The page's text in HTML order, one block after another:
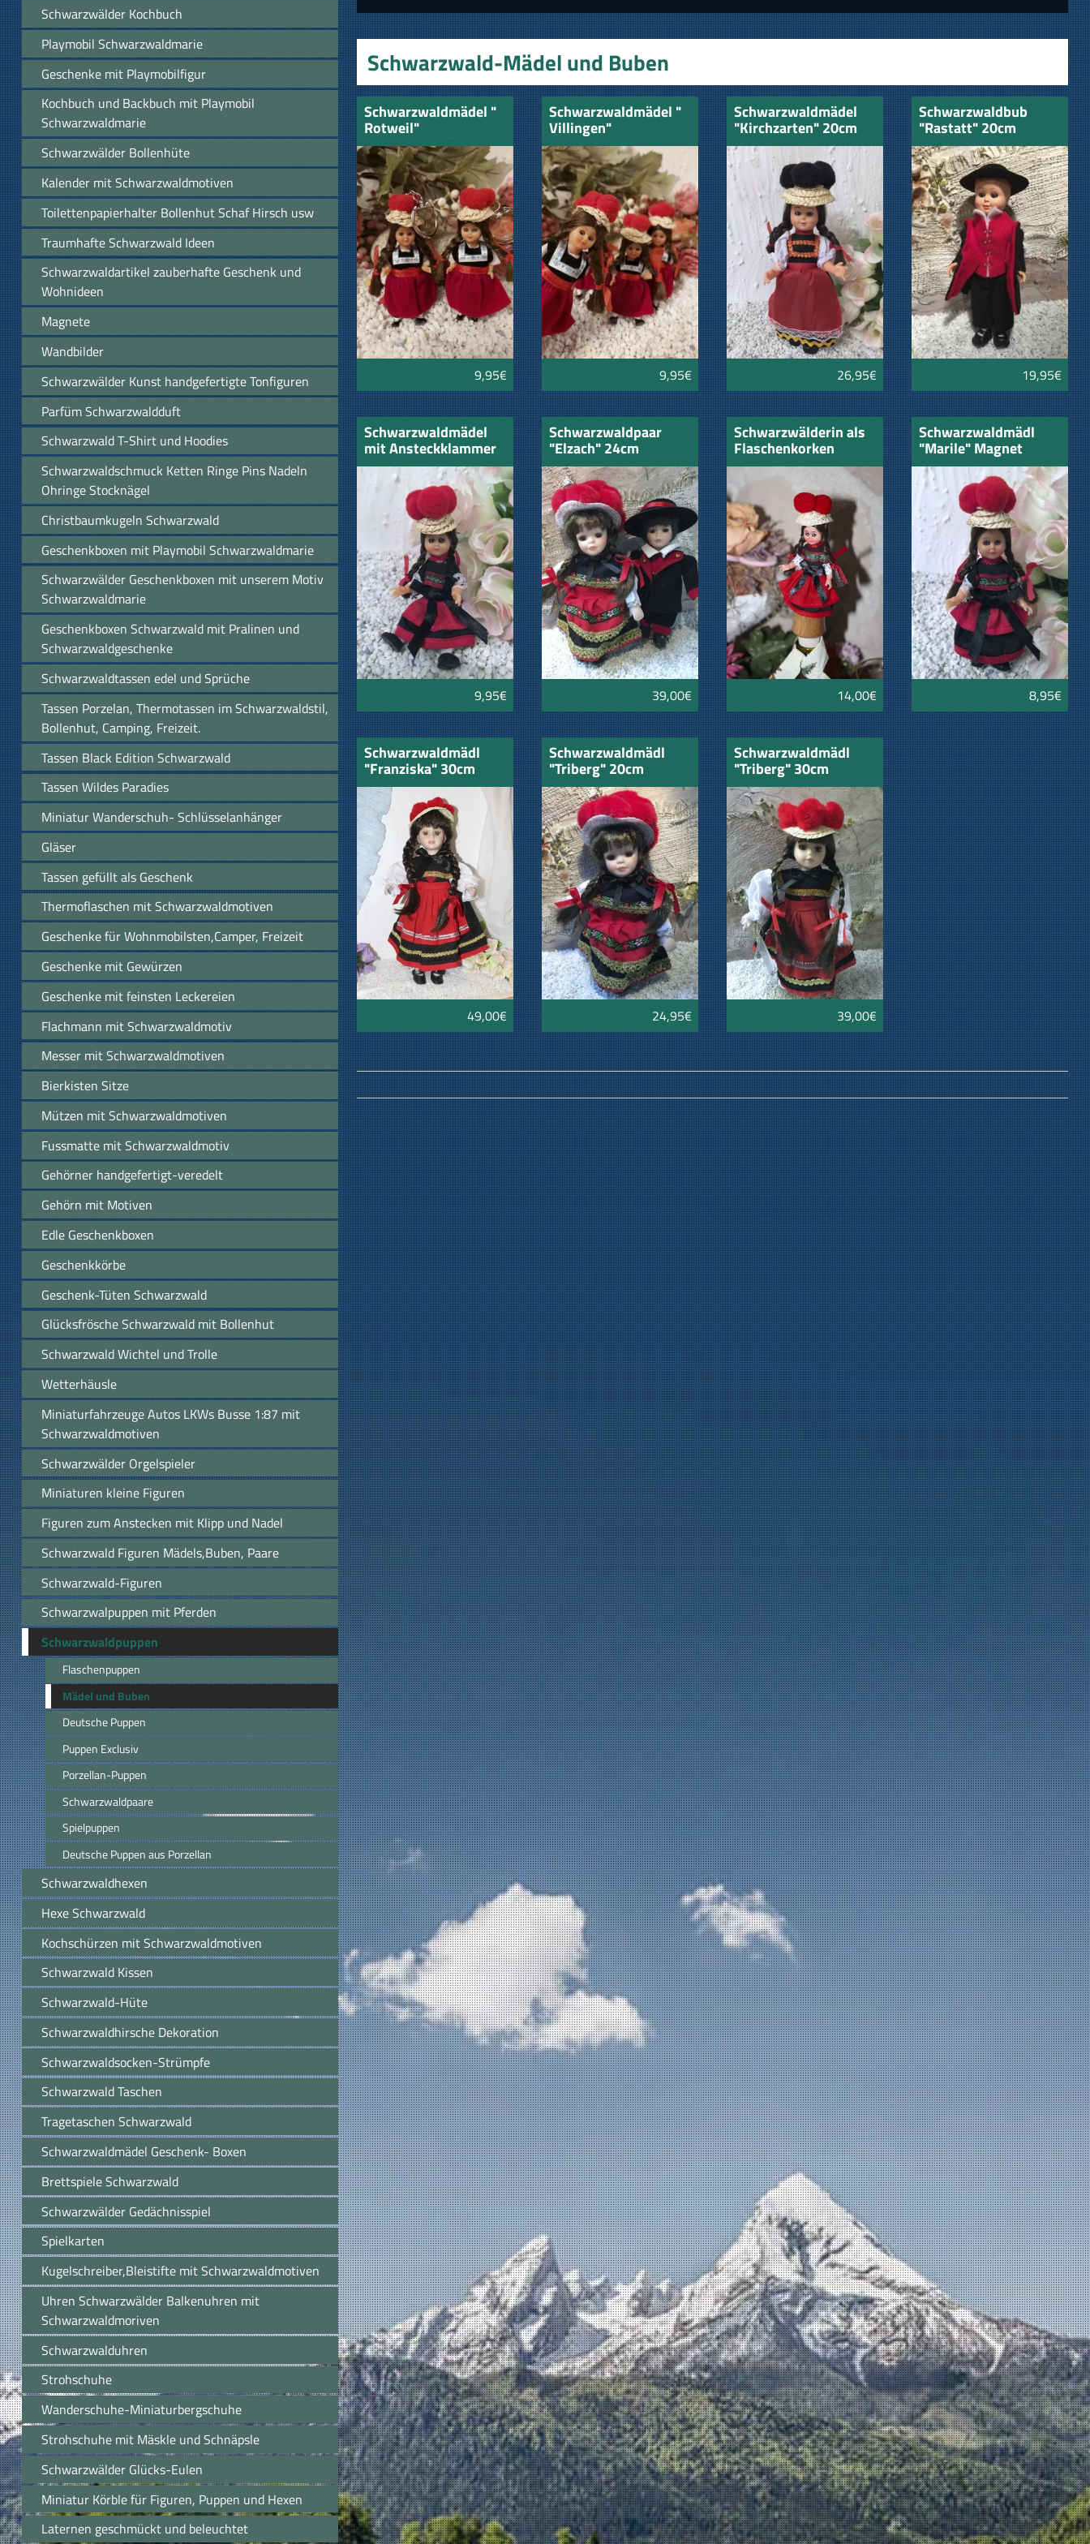
Schwarzwälder Kochbuch
Playmobil Schwarzwaldmarie
Geschenke mit Playmobilfigur
Kochbuch und Backbuch mit Playmobil
Schwarzwaldmarie
Schwarzwälder Bollenhüte
Kalender mit Schwarzwaldmotiven
Toilettenpapierhalter Bollenhut Schaf Hirsch usw
Traumhafte Schwarzwald Ideen
Schwarzwaldartikel zauberhafte Geschenk und
Wohnideen
Magnete
Wandbilder
Schwarzwälder Kunst handgefertigte Tonfiguren
Parfüm Schwarzwaldduft
Schwarzwald T-Shirt und Hoodies
Schwarzwaldschmuck Ketten Ringe Pins Nadeln
Ohringe Stocknägel
Christbaumkugeln Schwarzwald
Geschenkboxen mit Playmobil Schwarzwaldmarie
Schwarzwälder Geschenkboxen mit unserem Motiv
Schwarzwaldmarie
Geschenkboxen Schwarzwald mit Pralinen und
Schwarzwaldgeschenke
Schwarzwaldtassen edel und Sprüche
Tassen Porzelan, Thermotassen im Schwarzwaldstil,
Bollenhut, Camping, Freizeit.
Tassen Black Edition Schwarzwald
Tassen Wildes Paradies
Miniatur Wanderschuh- Schlüsselanhänger
Gläser
Tassen gefüllt als Geschenk
Thermoflaschen mit Schwarzwaldmotiven
Geschenke für Wohnmobilsten,Camper, Freizeit
Geschenke mit Gewürzen
Geschenke mit feinsten Leckereien
Flachmann mit Schwarzwaldmotiv
Messer mit Schwarzwaldmotiven
Bierkisten Sitze
Mützen mit Schwarzwaldmotiven
Fussmatte mit Schwarzwaldmotiv
Gehörner handgefertigt-veredelt
Gehörn mit Motiven
Edle Geschenkboxen
Geschenkkörbe
Geschenk-Tüten Schwarzwald
Glücksfrösche Schwarzwald mit Bollenhut
Schwarzwald Wichtel und Trolle
Wetterhäusle
Miniaturfahrzeuge Autos LKWs Busse 1:87 mit
Schwarzwaldmotiven
Schwarzwälder Orgelspieler
Miniaturen kleine Figuren
Figuren zum Anstecken mit Klipp und Nadel
Schwarzwald Figuren Mädels,Buben, Paare
Schwarzwald-Figuren
Schwarzwalpuppen mit Pferden
Schwarzwaldpuppen
Flaschenpuppen
Mädel und Buben
Deutsche Puppen
Puppen Exclusiv
Porzellan-Puppen
Schwarzwaldpaare
Spielpuppen
Deutsche Puppen aus Porzellan
Schwarzwaldhexen
Hexe Schwarzwald
Kochschürzen mit Schwarzwaldmotiven
Schwarzwald Kissen
Schwarzwald-Hüte
Schwarzwaldhirsche Dekoration
Schwarzwaldsocken-Strümpfe
Schwarzwald Taschen
Tragetaschen Schwarzwald
Schwarzwaldmädel Geschenk- Boxen
Brettspiele Schwarzwald
Schwarzwälder Gedächnisspiel
Spielkarten
Kugelschreiber,Bleistifte mit Schwarzwaldmotiven
Uhren Schwarzwälder Balkenuhren mit
Schwarzwaldmoriven
Schwarzwalduhren
Strohschuhe
Wanderschuhe-Miniaturbergschuhe
Strohschuhe mit Mäskle und Schnäpsle
Schwarzwälder Glücks-Eulen
Miniatur Körble für Figuren, Puppen und Hexen
Laternen geschmückt und beleuchtet
Schwarzwald-Mädel und Buben
Schwarzwaldmädel "
Rotweil"
Schlüsselanhänger
9,95€
Schwarzwaldmädel "
Villingen"
9,95€
Schwarzwaldmädel
"Kirchzarten" 20cm
26,95€
Schwarzwaldbub
"Rastatt" 20cm
19,95€
Schwarzwaldmädel
mit Ansteckklammer
und Nadel
9,95€
Schwarzwaldpaar
"Elzach" 24cm
39,00€
Schwarzwälderin als
Flaschenkorken
14,00€
Schwarzwaldmädl
"Marile" Magnet
8,95€
Schwarzwaldmädl
"Franziska" 30cm
49,00€
Schwarzwaldmädl
"Triberg" 20cm
24,95€
Schwarzwaldmädl
"Triberg" 30cm
39,00€